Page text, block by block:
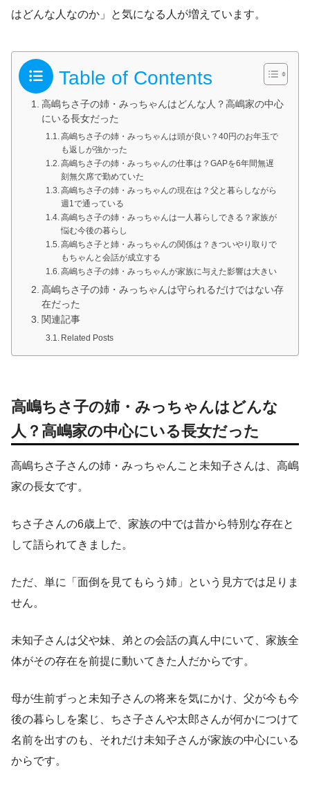
はどんな人なのか」と気になる人が増えています。
Table of Contents
高嶋ちさ子の姉・みっちゃんはどんな人？高嶋家の中心
にいる長女だった
高嶋ちさ子の姉・みっちゃんは頭が良い？40円のお年玉で
も返しが強かった
高嶋ちさ子の姉・みっちゃんの仕事は？GAPを6年間無遅
刻無欠席で勤めていた
高嶋ちさ子の姉・みっちゃんの現在は？父と暮らしながら
週1で通っている
高嶋ちさ子の姉・みっちゃんは一人暮らしできる？家族が
悩む今後の暮らし
高嶋ちさ子と姉・みっちゃんの関係は？きついやり取りで
もちゃんと会話が成立する
高嶋ちさ子の姉・みっちゃんが家族に与えた影響は大きい
高嶋ちさ子の姉・みっちゃんは守られるだけではない存
在だった
関連記事
Related Posts
高嶋ちさ子の姉・みっちゃんはどんな
人？高嶋家の中心にいる長女だった
高嶋ちさ子さんの姉・みっちゃんこと未知子さんは、高嶋
家の長女です。
ちさ子さんの6歳上で、家族の中では昔から特別な存在と
して語られてきました。
ただ、単に「面倒を見てもらう姉」という見方では足りま
せん。
未知子さんは父や妹、弟との会話の真ん中にいて、家族全
体がその存在を前提に動いてきた人だからです。
母が生前ずっと未知子さんの将来を気にかけ、父が今も今
後の暮らしを案じ、ちさ子さんや太郎さんが何かにつけて
名前を出すのも、それだけ未知子さんが家族の中心にいる
からです。